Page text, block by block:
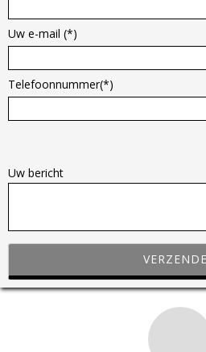
Uw e-mail (*)
Telefoonnummer(*)
e
e
e
d
Uw bericht